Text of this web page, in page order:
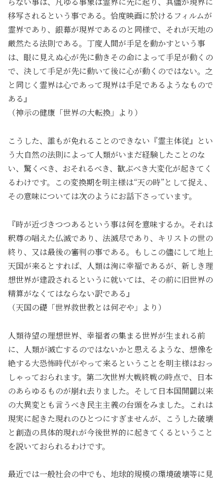
移写されるという事である。恰度映画に於けるフィルムが
霊界であり、銀幕が現界であるのと同様で、それが天地の
厳然たる法則である。丁度人間が手足を動かすという事
は、眼に見えぬ心が先に動きその命によって手足が動くの
で、決して手足が先に動いて後に心が動くのではない。之
と同じく霊界は心であって現界は手足であるようなもので
ある』
（神示の健康「世界の大転換」より）
こうした、誰もが免れることのできない『霊主体従』とい
う大自然の法則によって人類がいまだ経験したことのな
い、驚くべき、おそれるべき、歓ぶべき大変化が起きてく
るわけです。この変換期を明主様は“天の時”として捉え、
その意味については次のようにお話下さっています。
『時が近づきつつあるという事は何を意味するか。それは
釈尊の唱えた仏滅であり、法滅尽であり、キリストの世の
終り、又は最後の審判の事である。もしこの儘にして地上
天国が来るとすれば、人類は洵に幸福であるが、新しき理
想世界が建設されるというに就いては、その前に旧世界の
精算がなくてはならない訳である』
（天国の礎「世界救世教とは何ぞや」より）
人類待望の理想世界、幸福者の集まる世界が生まれる前
に、人類が滅亡するのではないかと思えるような、想像を
絶する大恐怖時代がやって来るということを明主様はおっ
しゃっておられます。第二次世界大戦終戦の時点で、日本
のあらゆるものが崩れ去りました。そして日本国開闢以来
の大異変とも言うべき民主主義の台頭をみました。これは
現実に起きた現れのひとつにすぎませんが、こうした破壊
と創造の具体的現れが今後世界的に起きてくるということ
を説いておられるわけです。
最近では一般社会の中でも、地球的規模の環境破壊等に見